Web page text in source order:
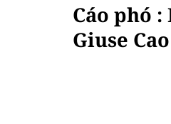
Cáo phó
Giuse